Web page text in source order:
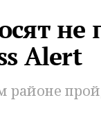
не
Alert